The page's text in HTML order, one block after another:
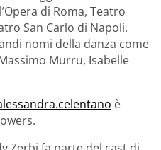
di Roma, Teatro
San Carlo di Napoli.
nomi della danza come
Murru, Isabelle
è